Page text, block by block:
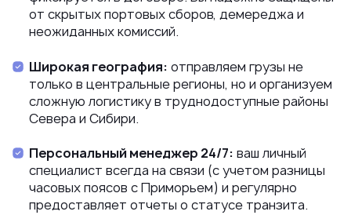
от скрытых портовых сборов, демереджа и
неожиданных комиссий.
Широкая география: отправляем грузы не
только в центральные регионы, но и организуем
сложную логистику в труднодоступные районы
Севера и Сибири.
Персональный менеджер 24/7: ваш личный
специалист всегда на связи (с учетом разницы
часовых поясов с Приморьем) и регулярно
предоставляет отчеты о статусе транзита.